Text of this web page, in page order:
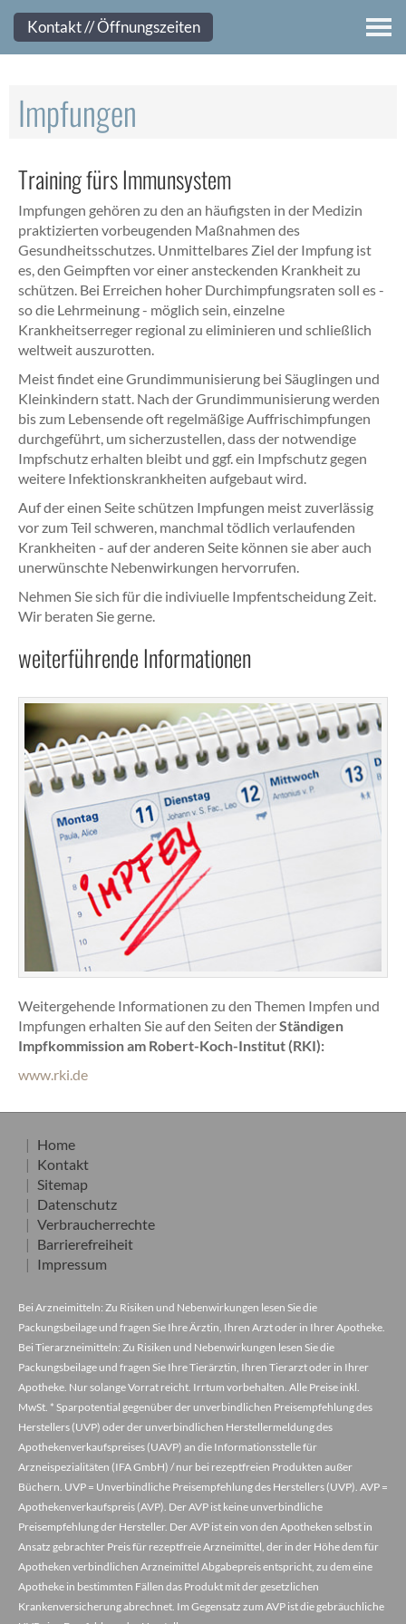
Kontakt
Impfungen
Training fürs Immunsystem
Impfungen gehören zu den an häufigsten in der Medizin
praktizierten vorbeugenden Maßnahmen des
Gesundheitsschutzes. Unmittelbares Ziel der Impfung ist
es, den Geimpften vor einer ansteckenden Krankheit zu
schützen. Bei Erreichen hoher Durchimpfungsraten soll es -
so die Lehrmeinung - möglich sein, einzelne
Krankheitserreger regional zu eliminieren und schließlich
weltweit auszurotten.
Meist findet eine Grundimmunisierung bei Säuglingen und
Kleinkindern statt. Nach der Grundimmunisierung werden
bis zum Lebensende oft regelmäßige Auffrischimpfungen
durchgeführt, um sicherzustellen, dass der notwendige
Impfschutz erhalten bleibt und ggf. ein Impfschutz gegen
weitere Infektionskrankheiten aufgebaut wird.
Auf der einen Seite schützen Impfungen meist zuverlässig
vor zum Teil schweren, manchmal tödlich verlaufenden
Krankheiten - auf der anderen Seite können sie aber auch
unerwünschte Nebenwirkungen hervorrufen.
Nehmen Sie sich für die indiviuelle Impfentscheidung Zeit.
Wir beraten Sie gerne.
weiterführende Informationen
Weitergehende Informationen zu den Themen Impfen und
Impfungen erhalten Sie auf den Seiten derStändigen
Impfkommission am Robert-Koch-Institut (RKI):
www.rki.de
Home
Kontakt
Sitemap
Datenschutz
Verbraucherrechte
Barrierefreiheit
Impressum
Bei Arzneimitteln: Zu Risiken und Nebenwirkungen lesen Sie die
Packungsbeilage und fragen Sie Ihre Ärztin, Ihren Arzt oder in Ihrer Apotheke.
Bei Tierarzneimitteln: Zu Risiken und Nebenwirkungen lesen Sie die
Packungsbeilage und fragen Sie Ihre Tierärztin, Ihren Tierarzt oder in Ihrer
Apotheke. Nur solange Vorrat reicht. Irrtum vorbehalten. Alle Preise inkl.
MwSt. * Sparpotential gegenüber der unverbindlichen Preisempfehlung des
Herstellers (UVP) oder der unverbindlichen Herstellermeldung des
Apothekenverkaufspreises (UAVP) an die Informationsstelle für
Arzneispezialitäten (IFA GmbH) / nur bei rezeptfreien Produkten außer
Büchern. UVP = Unverbindliche Preisempfehlung des Herstellers (UVP). AVP =
Apothekenverkaufspreis (AVP). Der AVP ist keine unverbindliche
Preisempfehlung der Hersteller. Der AVP ist ein von den Apotheken selbst in
Ansatz gebrachter Preis für rezeptfreie Arzneimittel, der in der Höhe dem für
Apotheken verbindlichen Arzneimittel Abgabepreis entspricht, zu dem eine
Apotheke in bestimmten Fällen das Produkt mit der gesetzlichen
Krankenversicherung abrechnet. Im Gegensatz zum AVP ist die gebräuchliche
Kontakt // Öffnungszeiten